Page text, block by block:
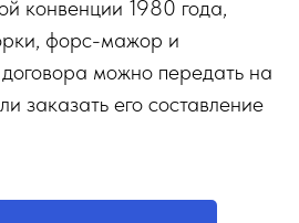
конвенции 1980 года,
форс-мажор и
можно передать на
заказать его составление